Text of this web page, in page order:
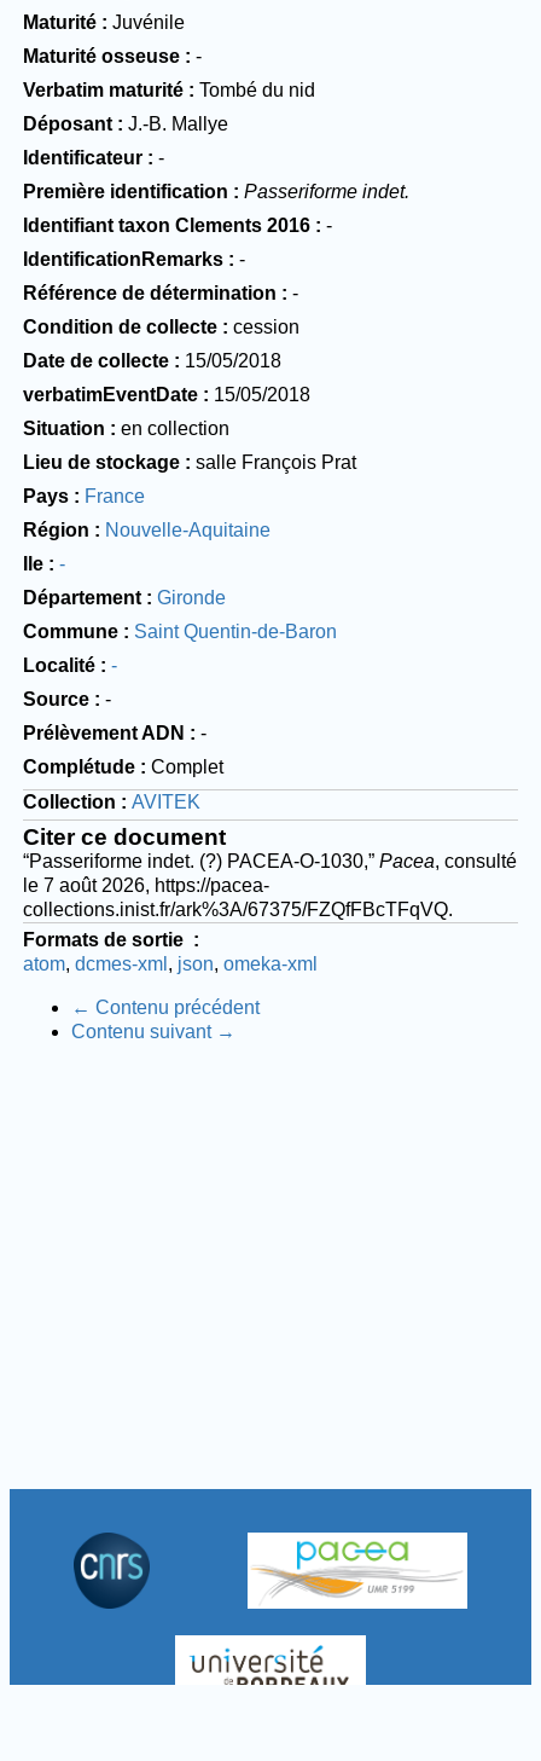
Maturité
Juvénile
Maturité osseuse
-
Verbatim maturité
Tombé du nid
Déposant
J.-B. Mallye
Identificateur
-
Première identification
Passeriforme indet.
Identifiant taxon Clements 2016
-
IdentificationRemarks
-
Référence de détermination
-
Condition de collecte
cession
Date de collecte
15/05/2018
verbatimEventDate
15/05/2018
Situation
en collection
Lieu de stockage
salle François Prat
Pays
France
Région
Nouvelle-Aquitaine
Ile
-
Département
Gironde
Commune
Saint Quentin-de-Baron
Localité
-
Source
-
Prélèvement ADN
-
Complétude
Complet
Collection
AVITEK
Citer ce document
“Passeriforme indet. (?) PACEA-O-1030,” Pacea, consulté
le 7 août 2026, https://pacea-
collections.inist.fr/ark%3A/67375/FZQfFBcTFqVQ.
Formats de sortie
atom dcmes-xml json omeka-xml
← Contenu précédent
Contenu suivant →